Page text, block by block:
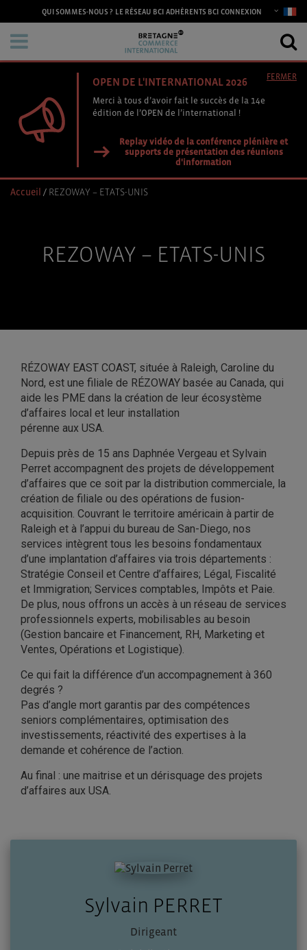
QUI SOMMES-NOUS ? LE RÉSEAU BCI ADHÉRENTS BCI CONNEXION
OPEN DE L'INTERNATIONAL 2026
Merci à tous d’avoir fait le succès de la 14e
édition de l’OPEN de l’international !
Replay vidéo de la conférence plénière et
supports de présentation des réunions
d'information
FERMER
Accueil / REZOWAY – ETATS-UNIS
REZOWAY – ETATS-UNIS
RÉZOWAY EAST COAST, située à Raleigh, Caroline du
Nord, est une filiale de RÉZOWAY basée au Canada, qui
aide les PME dans la création de leur écosystème
d’affaires local et leur installation
pérenne aux USA.
Depuis près de 15 ans Daphnée Vergeau et Sylvain
Perret accompagnent des projets de développement
d’affaires que ce soit par la distribution commerciale, la
création de filiale ou des opérations de fusion-
acquisition. Couvrant le territoire américain à partir de
Raleigh et à l’appui du bureau de San-Diego, nos
services intègrent tous les besoins fondamentaux
d’une implantation d’affaires via trois départements :
Stratégie Conseil et Centre d’affaires; Légal, Fiscalité
et Immigration; Services comptables, Impôts et Paie.
De plus, nous offrons un accès à un réseau de services
professionnels experts, mobilisables au besoin
(Gestion bancaire et Financement, RH, Marketing et
Ventes, Opérations et Logistique).
Ce qui fait la différence d’un accompagnement à 360
degrés ?
Pas d’angle mort garantis par des compétences
seniors complémentaires, optimisation des
investissements, réactivité des expertises à la
demande et cohérence de l’action.
Au final : une maitrise et un dérisquage des projets
d’affaires aux USA.
Sylvain PERRET
Dirigeant